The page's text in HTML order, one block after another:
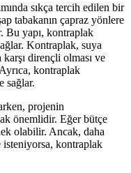
sıkça tercih edilen bir
tabakanın çapraz yönlere
Bu yapı, kontraplak
Kontraplak, suya
dirençli olması ve
kontraplak
sağlar.
projenin
önemlidir. Eğer bütçe
olabilir. Ancak, daha
isteniyorsa, kontraplak